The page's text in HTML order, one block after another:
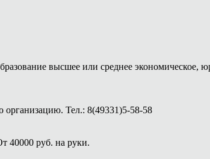
высшее или среднее
Тел.: 8(49331)5-58-58
40000 руб. на руки.